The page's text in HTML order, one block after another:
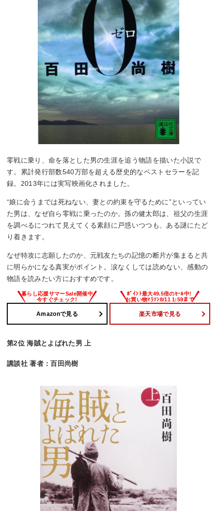
零戦に乗り、命を落とした男の生涯を追う物語を描いた小説で
す。累計発行部数540万部を超える歴史的なベストセラーを記
録。2013年には実写映画化されました。
“娘に会うまでは死ねない、妻との約束を守るために”といってい
た男は、なぜ自ら零戦に乗ったのか。孫の健太郎は、祖父の生涯
を調べるにつれて見えてくる素顔に戸惑いつつも、ある謎にたど
り着きます。
なぜ特攻に志願したのか、元戦友たちの記憶の断片が集まると共
に明らかになる真実がポイント。涙なくしては読めない、感動の
物語を読みたい方におすすめです。
Amazonで見る 楽天市場で見る
第2位 海賊とよばれた男 上
講談社 著者：百田尚樹